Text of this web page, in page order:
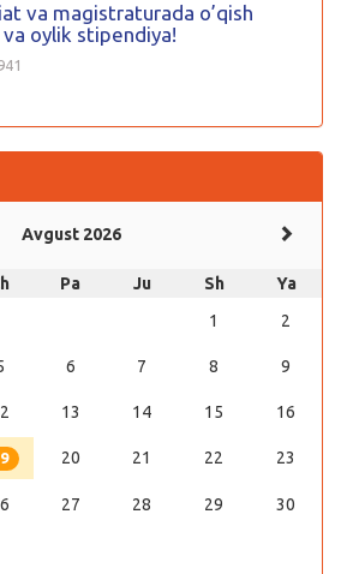
va magistraturada o’qish
oylik stipendiya!
Avgust 2026
Pa Ju Sh
Ya
1
2
6 7 8 9
13 14 15 16
20 21 22 23
27 28 29 30